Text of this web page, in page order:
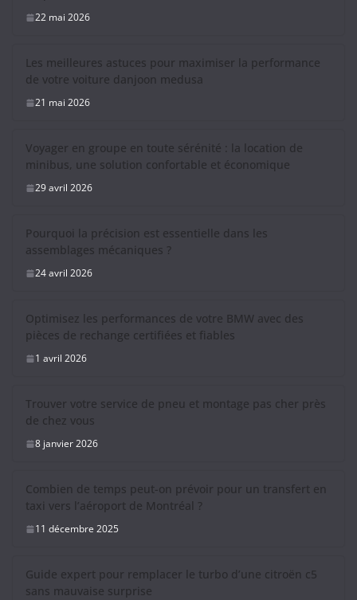
22 mai 2026
Les meilleures astuces pour maximiser la performance
de votre voiture danjoon medusa
21 mai 2026
Voyager en groupe en toute sérénité : la location de
minibus, une solution confortable et économique
29 avril 2026
Pourquoi la précision est essentielle dans les
assemblages mécaniques ?
24 avril 2026
Optimisez les performances de votre BMW avec des
pièces de rechange certifiées et fiables
1 avril 2026
Trouver votre service de pneu et montage pas cher près
de chez vous
8 janvier 2026
Combien de temps peut-on prévoir pour un transfert en
taxi vers l’aéroport de Montréal ?
11 décembre 2025
Guide expert pour remplacer le turbo d’une citroën c5
sans mauvaise surprise